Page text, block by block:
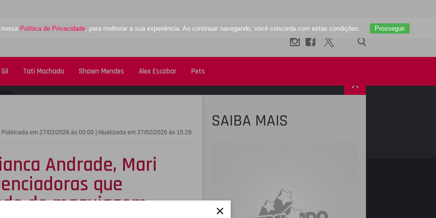
×
Política de Privacidade, para melhorar a sua experiência. Ao continuar navegando, você concorda com estas condições. Prosseguir
Tati Machado Shawn Mendes Alex Escobar Pets
X
Publicada em 27/02/2026 às 00:00 | Atualizada em 27/02/2026 às 15:29
Andrade, Mari
que
de maquiagem
SAIBA MAIS
TWITTER INSTAGRAM